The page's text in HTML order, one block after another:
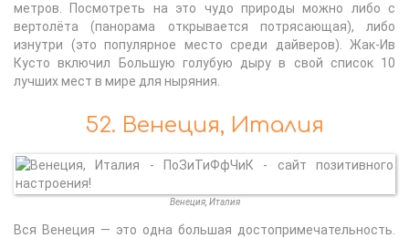
метров. Посмотреть на это чудо природы можно либо с
вертолёта (панорама открывается потрясающая), либо
изнутри (это популярное место среди дайверов). Жак-Ив
Кусто включил Большую голубую дыру в свой список 10
лучших мест в мире для ныряния.
52. Венеция, Италия
Венеция, Италия
Вся Венеция — это одна большая достопримечательность.